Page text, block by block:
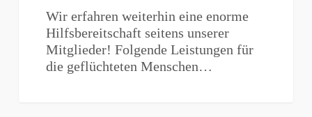
UkraineWir erfahren weiterhin eine enorme
Hilfsbereitschaft seitens unserer
Mitglieder! Folgende Leistungen für
die geflüchteten Menschen…